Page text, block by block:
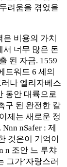
려움을 겪었을
비용의 가치
서 너무 많은 돈
된 자금. 1559
드워드 6 세의
나 엘리자베스
동안 대륙으로
구 된 완전한 칼
제는 새로운 정
nSafer : 제
것은이 기억이
n 조안 느 루챠
그가’자랑스러